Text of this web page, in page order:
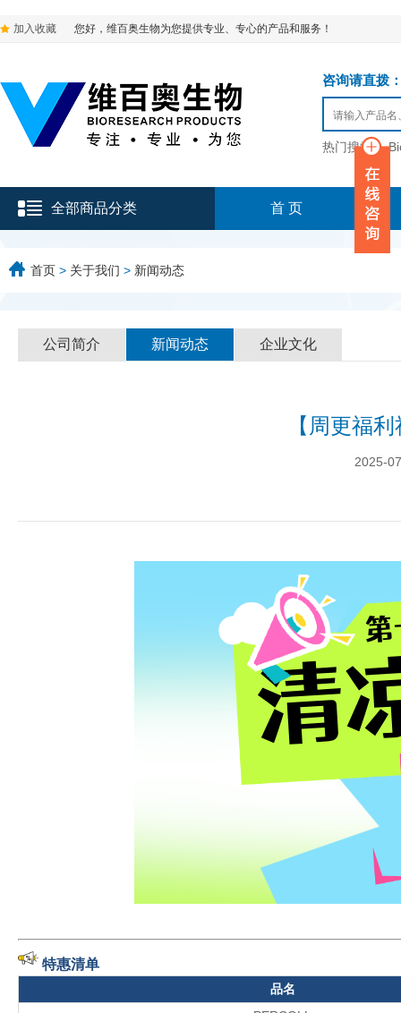
加入收藏 您好，维百奥生物为您提供专业、专心的产品和服务！
咨询请直拨
热门搜索：
全部商品分类 首 页
首页 > 关于我们 > 新闻动态
公司简介 新闻动态 企业文化
【周更福
2025-
特惠清单
品名